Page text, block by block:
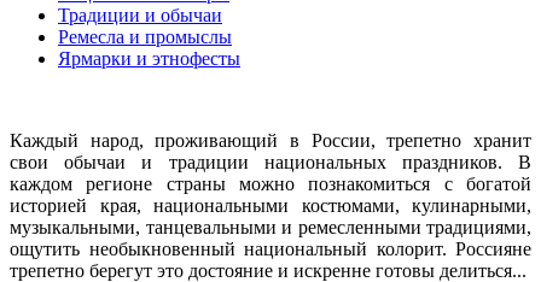
Традиции и обычаи
Ремесла и промыслы
Ярмарки и этнофесты
Каждый народ, проживающий в России, трепетно хранит
свои обычаи и традиции национальных праздников. В
каждом регионе страны можно познакомиться с богатой
историей края, национальными костюмами, кулинарными,
музыкальными, танцевальными и ремесленными традициями,
ощутить необыкновенный национальный колорит. Россияне
трепетно берегут это достояние и искренне готовы делиться...